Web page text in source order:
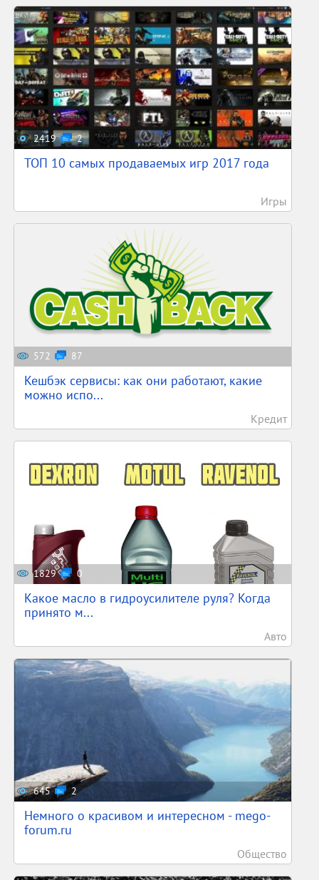
2419 2
ТОП 10 самых продаваемых игр 2017 года
Игры
572 87
Кешбэк сервисы: как они работают, какие
можно испо...
Кредит
1829 0
Какое масло в гидроусилителе руля? Когда
принято м...
Авто
645 2
Немного о красивом и интересном - mego-
forum.ru
Общество